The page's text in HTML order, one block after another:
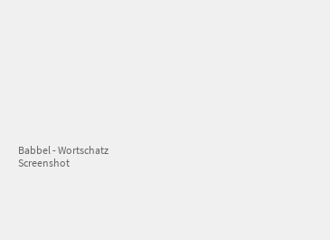
Babbel - Wortschatz
Screenshot